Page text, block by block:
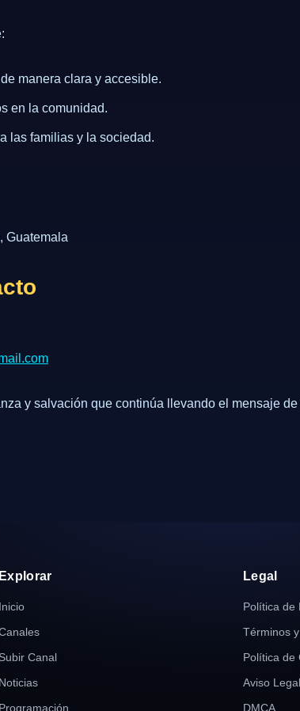
de manera clara y accesible.
en la comunidad.
las familias y la sociedad.
, Guatemala
y salvación que continúa llevando el mensaje
Explorar
Inicio
Subir Canal
Noticias
Programación
Legal
Política de
Términos
Política de
Aviso Legal
DMCA